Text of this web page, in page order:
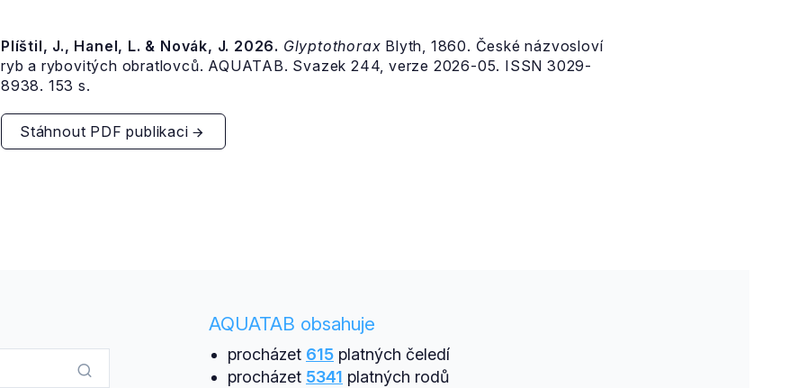
Plíštil, J., Hanel, L. & Novák, J. 2026. Glyptothorax Blyth, 1860. České názvosloví
ryb a rybovitých obratlovců. AQUATAB. Svazek 244, verze 2026-05. ISSN 3029-
8938. 153 s.
Stáhnout PDF publikaci
AQUATAB obsahuje
procházet 615platných čeledí
procházet 5341 platných rodů